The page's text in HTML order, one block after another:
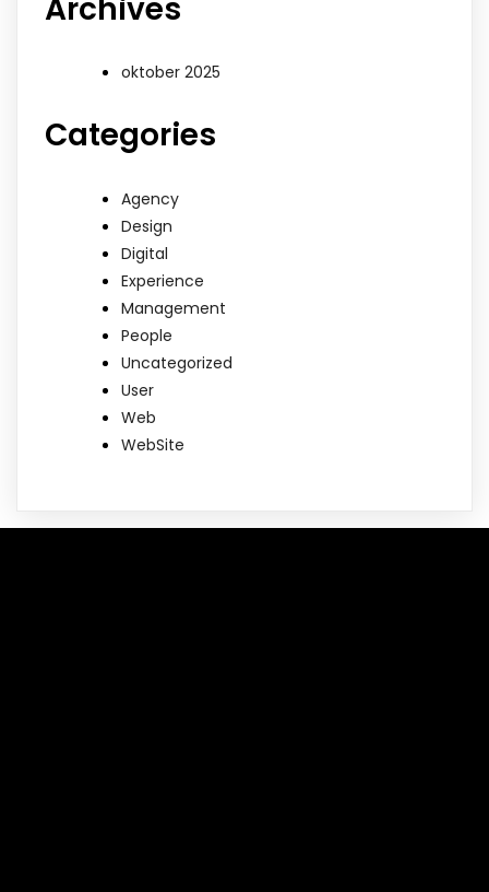
Archives
oktober 2025
Categories
Agency
Design
Digital
Experience
Management
People
Uncategorized
User
Web
WebSite